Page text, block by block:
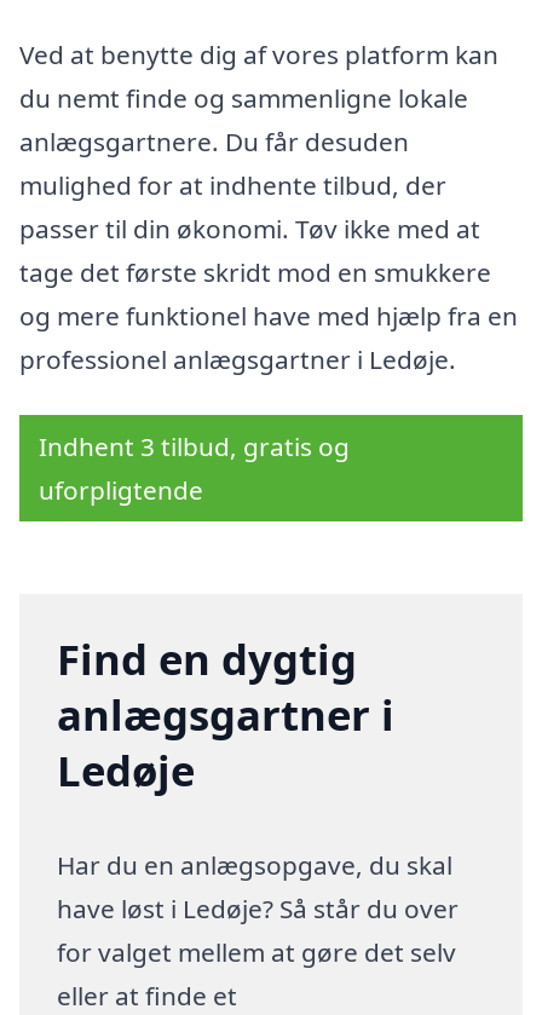
Ved at benytte dig af vores platform kan
du nemt finde og sammenligne lokale
anlægsgartnere. Du får desuden
mulighed for at indhente tilbud, der
passer til din økonomi. Tøv ikke med at
tage det første skridt mod en smukkere
og mere funktionel have med hjælp fra en
professionel anlægsgartner i Ledøje.
Indhent 3 tilbud, gratis og
uforpligtende
Find en dygtig
anlægsgartner i
Ledøje
Har du en anlægsopgave, du skal
have løst i Ledøje? Så står du over
for valget mellem at gøre det selv
eller at finde et